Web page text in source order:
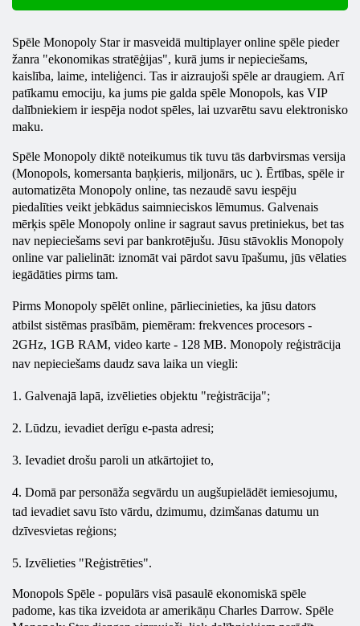
Spēle Monopoly Star ir masveidā multiplayer online spēle pieder
žanra "ekonomikas stratēģijas", kurā jums ir nepieciešams,
kaislība, laime, inteliģenci. Tas ir aizraujoši spēle ar draugiem. Arī
patīkamu emociju, ka jums pie galda spēle Monopols, kas VIP
dalībniekiem ir iespēja nodot spēles, lai uzvarētu savu elektronisko
maku.
Spēle Monopoly diktē noteikumus tik tuvu tās darbvirsmas versija
(Monopols, komersanta baņķieris, miljonārs, uc ). Ērtības, spēle ir
automatizēta Monopoly online, tas nezaudē savu iespēju
piedalīties veikt jebkādus saimnieciskos lēmumus. Galvenais
mērķis spēle Monopoly online ir sagraut savus pretiniekus, bet tas
nav nepieciešams sevi par bankrotējušu. Jūsu stāvoklis Monopoly
online var palielināt: iznomāt vai pārdot savu īpašumu, jūs vēlaties
iegādāties pirms tam.
Pirms Monopoly spēlēt online, pārliecinieties, ka jūsu dators
atbilst sistēmas prasībām, piemēram: frekvences procesors -
2GHz, 1GB RAM, video karte - 128 MB. Monopoly reģistrācija
nav nepieciešams daudz sava laika un viegli:
1. Galvenajā lapā, izvēlieties objektu "reģistrācija";
2. Lūdzu, ievadiet derīgu e-pasta adresi;
3. Ievadiet drošu paroli un atkārtojiet to,
4. Domā par personāža segvārdu un augšupielādēt iemiesojumu,
tad ievadiet savu īsto vārdu, dzimumu, dzimšanas datumu un
dzīvesvietas reģions;
5. Izvēlieties "Reģistrēties".
Monopols Spēle - populārs visā pasaulē ekonomiskā spēle
padome, kas tika izveidota ar amerikāņu Charles Darrow. Spēle